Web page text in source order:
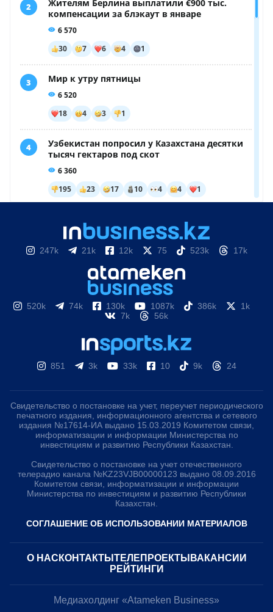
247k 21k 12k 75 523k 17k
520k 74k 130k 1087k 386k
1k
7k
56k
851 3k 33k 10 9k 24
Свидетельство о постановке на учет, переучет периодического
печатного издания, информационного агентства и сетевого
издания №17614-ИА выдано 15.03.2019 Комитетом связи,
информатизации и информации Министерства по
инвестициям и развитию Республики Казахстан.
Свидетельство о постановке на учет отечественного
телерадио канала №KZ23VJB00000123 выдано 08.09.2016
Комитетом связи, информатизации и информации
Министерства по инвестициям и развитию Республики
Казахстан.
СОГЛАШЕНИЕ ОБ ИСПОЛЬЗОВАНИИ МАТЕРИАЛОВ
О НАС КОНТАКТЫ ТЕЛЕПРОЕКТЫ ВАКАНСИИ
РЕЙТИНГИ
Медиахолдинг «Atameken Business»